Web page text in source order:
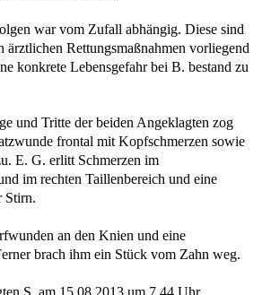
war vom Zufall abhängig. Diese sind
ärztlichen Rettungsmaßnahmen vorliegend
konkrete Lebensgefahr bei B. bestand zu
und Tritte der beiden Angeklagten zog
frontal mit Kopfschmerzen sowie
E. G. erlitt Schmerzen im
im rechten Taillenbereich und eine
Stirn.
an den Knien und eine
brach ihm ein Stück vom Zahn weg.
S. am 15.08.2013 um 7.44 Uhr